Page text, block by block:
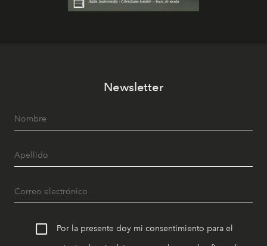
Newsletter
Por la presente doy mi consentimiento para el